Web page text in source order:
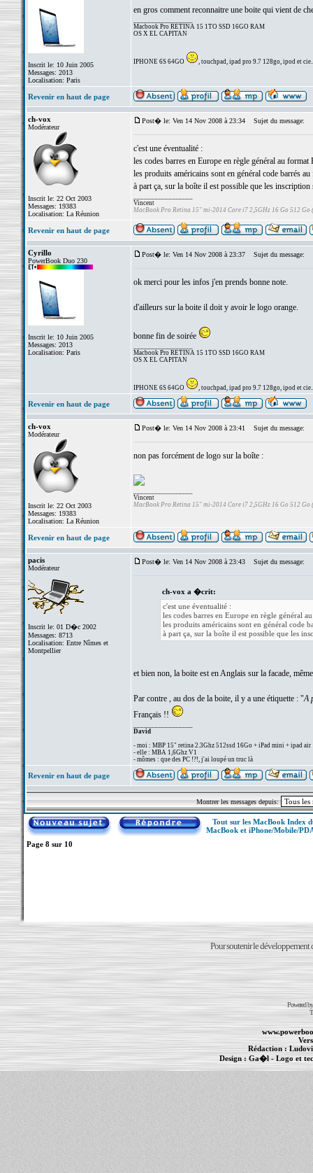
Inscrit le: 10 Juin 2005
Messages: 2013
Localisation: Paris
en gros comment reconnaitre une boite qui vient de
Macbook Pro RETINA 15 1TO SSD 16GO RAM
OS X EL CAPITAN
IPHONE 6S 64GO , touchpad, ipad pro 9.7 128go, ipod et
Revenir en haut de page
ch-vox
Modérateur
Inscrit le: 22 Oct 2003
Messages: 19383
Localisation: La Réunion
Post� le: Ven 14 Nov 2008 à 23:34 Sujet du message:
c'est une éventualité :
les codes barres en Europe en règle général au
les produits américains sont en général code barrés
à part ça, sur la boîte il est possible que les
Vincent
MacBook Pro Retina 15" mi-2014 Core i7 2,5GHz 16 Go 512 Go
Revenir en haut de page
Cyrillo
PowerBook Duo 230
Inscrit le: 10 Juin 2005
Messages: 2013
Localisation: Paris
Post� le: Ven 14 Nov 2008 à 23:37 Sujet du message:
ok merci pour les infos j'en prends bonne note.
d'ailleurs sur la boite il doit y avoir le logo orange.
bonne fin de soirée
Macbook Pro RETINA 15 1TO SSD 16GO RAM
OS X EL CAPITAN
IPHONE 6S 64GO , touchpad, ipad pro 9.7 128go, ipod et
Revenir en haut de page
ch-vox
Modérateur
Inscrit le: 22 Oct 2003
Messages: 19383
Localisation: La Réunion
Post� le: Ven 14 Nov 2008 à 23:41 Sujet du message:
non pas forcément de logo sur la boîte :
Vincent
MacBook Pro Retina 15" mi-2014 Core i7 2,5GHz 16 Go 512 Go
Revenir en haut de page
pacis
Modérateur
Inscrit le: 01 D�c 2002
Messages: 8713
Localisation: Entre Nîmes et
Montpellier
Post� le: Ven 14 Nov 2008 à 23:43 Sujet du message:
ch-vox a �crit:
c'est une éventualité :
les codes barres en Europe en règle général
les produits américains sont en général code
à part ça, sur la boîte il est possible que les
et bien non, la boite est en Anglais sur la facade,
Par contre , au dos de la boite, il y a une étiquette : "A
Français !!
David
- moi : MBP 15" retina 2.3Ghz 512ssd 16Go + iPad mini + ipad air
- elle : MBA 1,6Ghz V1
- mômes : que des PC !?!, j'ai loupé un truc là
Revenir en haut de page
Montrer les messages depuis:
Tout sur les MacBook Index
MacBook et iPhone/Mobile/
Page 8sur 10
Pour soutenir le développement
Powered
Rédaction :
Design : Ga�l- Logo et
Informations : PowerBook -